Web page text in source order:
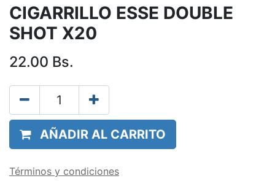
CIGARRILLO ESSE DOUBLE
SHOT X20
22.00 Bs.
AÑADIR AL CARRITO
Términos y condiciones